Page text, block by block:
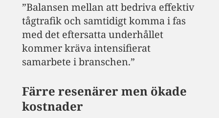
”Balansen mellan att bedriva effektiv
tågtrafik och samtidigt komma i fas
med det eftersatta underhållet
kommer kräva intensifierat
samarbete i branschen.”
Färre resenärer men ökade
kostnader